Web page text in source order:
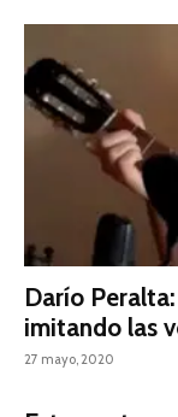
Darío
imitando las
27 mayo, 2020